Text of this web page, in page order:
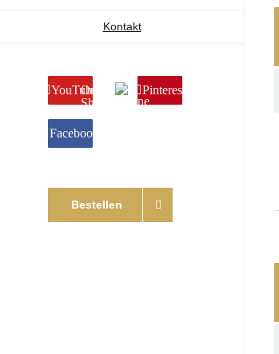
Kontakt
YouTubeOnline
Shop
Pinterest
Facebook
Bestellen